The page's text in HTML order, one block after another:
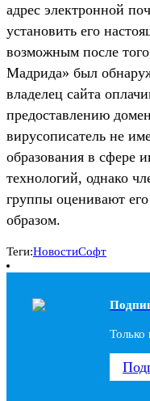
адрес электронной
установить его
возможным после
Мадрида» был
владелец сайта
предоставлению
вирусописатель не
образования в сфере
технологий, однако
группы оценивают
образом.
Теги:НовостиСофт
Только